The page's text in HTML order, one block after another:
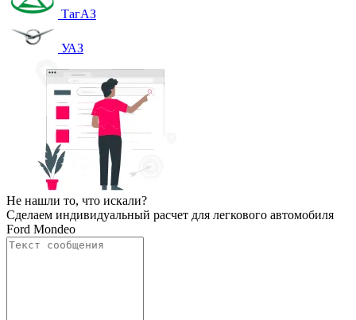
ТагАЗ
УАЗ
Не нашли то, что искали?
Сделаем индивидуальный расчет для легкового автомобиля
Ford Mondeo